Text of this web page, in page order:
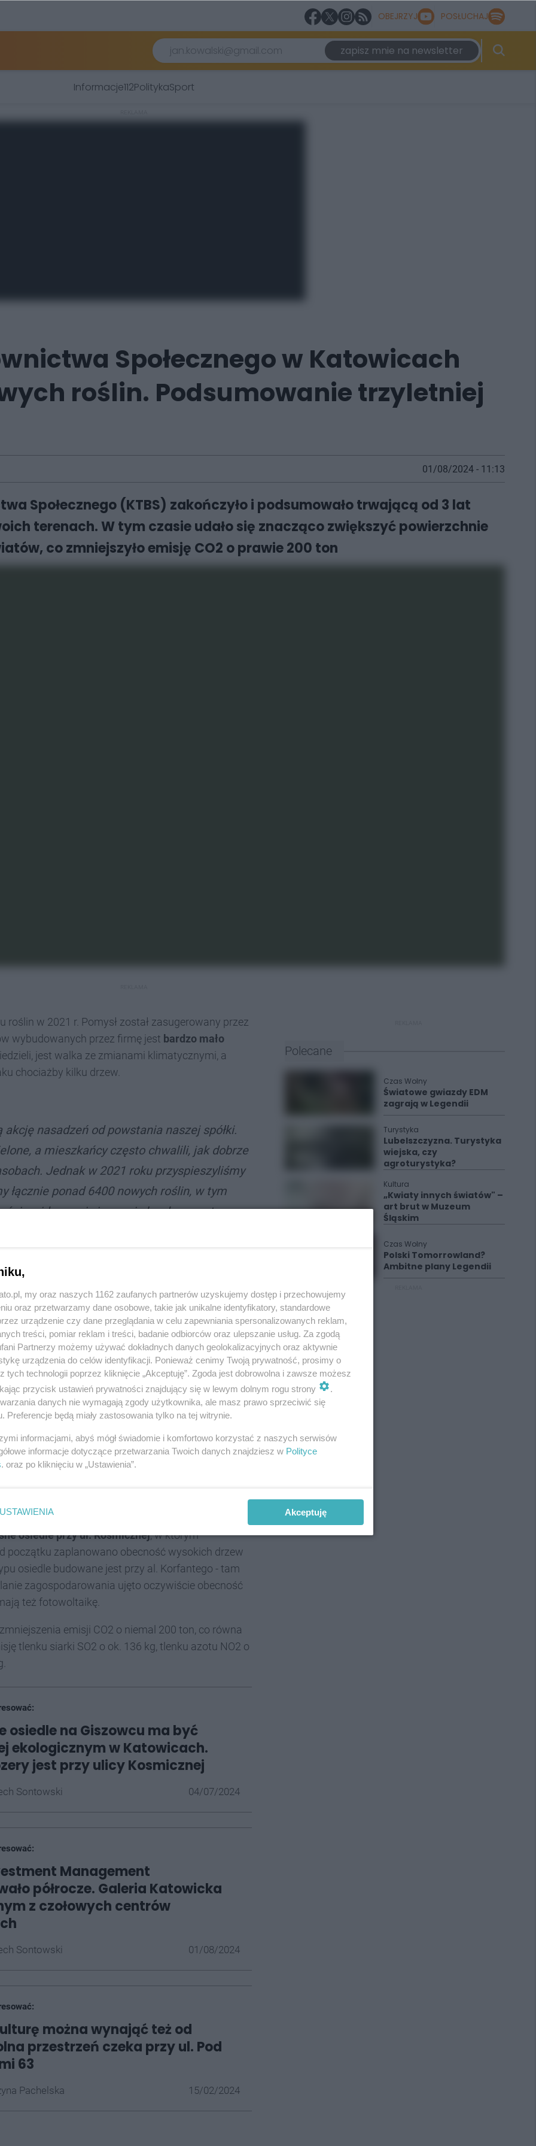
OBEJRZYJ POSŁUCHAJ
zapisz mnie na newsletter
Informacje112PolitykaSport
Społecznego w Katowicach
roślin. Podsumowanie trzyletniej
01/08/2024 - 11:13
Społecznego (KTBS) zakończyło i podsumowało trwającą od 3 lat
terenach. W tym czasie udało się znacząco zwiększyć powierzchnie
co zmniejszyło emisję CO2 o prawie 200 ton
w 2021 r. Pomysł został zasugerowany przez
wybudowanych przez firmę jest bardzo mało
jest walka ze zmianami klimatycznymi, a
chociażby kilku drzew.
nasadzeń od powstania naszej spółki.
a mieszkańcy często chwalili, jak dobrze
Jednak w 2021 roku przyspieszyliśmy
łącznie ponad 6400 nowych roślin, w tym
widoczne i cieszą się bardzo pozytywnym
KTBS Janusz Olesiński.
Najwięcej zieleni dostały domy na
Os. Witosa
śliwy, klony i jarząby. Firma Dalkia,
na swoją rękę. Później zieleń pojawiła się
Zawodziu.
mieszkańców, na co wskazuje pani Dominika,
zieleń i cieszę się, że w okolicy pojawiły się
się estetyka osiedla, to dają one tak
się do poprawy ekologii na swoich terenach.
osiedle przy ul. Kosmicznej, w którym
początku zaplanowano obecność wysokich drzew
osiedle budowane jest przy al. Korfantego - tam
zagospodarowania ujęto oczywiście obecność
też fotowoltaikę.
emisji CO2 o niemal 200 ton, co równa
tlenku siarki SO2 o ok. 136 kg, tlenku azotu NO2 o
osiedle na Giszowcu ma być
ekologicznym w Katowicach.
jest przy ulicy Kosmicznej
Sontowski 04/07/2024
Management
półrocze. Galeria Katowicka
z czołowych centrów
Sontowski 01/08/2024
można wynająć też od
przestrzeń czeka przy ul. Pod
63
Pachelska 15/02/2024
Polecane
Czas Wolny
Światowe gwiazdy EDM
zagrają w Legendii
Turystyka
Lubelszczyzna. Turystyka
wiejska, czy
agroturystyka?
Kultura
„Kwiaty innych światów" –
art brut w Muzeum
Śląskim
Czas Wolny
Polski Tomorrowland?
Ambitne plany Legendii
my oraz naszych 1162 zaufanych partnerów uzyskujemy dostęp i przechowujemy
oraz przetwarzamy dane osobowe, takie jak unikalne identyfikatory, standardowe
urządzenie czy dane przeglądania w celu zapewniania spersonalizowanych reklam,
treści, pomiar reklam i treści, badanie odbiorców oraz ulepszanie usług. Za zgodą
Partnerzy możemy używać dokładnych danych geolokalizacyjnych oraz aktywnie
urządzenia do celów identyfikacji. Ponieważ cenimy Twoją prywatność, prosimy o
tych technologii poprzez kliknięcie „Akceptuję”. Zgoda jest dobrowolna i zawsze możesz
przycisk ustawień prywatności znajdujący się w lewym dolnym rogu strony
.
danych nie wymagają zgody użytkownika, ale masz prawo sprzeciwić się
Preferencje będą miały zastosowania tylko na tej witrynie.
informacjami, abyś mógł świadomie i komfortowo korzystać z naszych serwisów
informacje dotyczące przetwarzania Twoich danych znajdziesz w Polityce
. oraz po kliknięciu w „Ustawienia”.
USTAWIENIA Akceptuję